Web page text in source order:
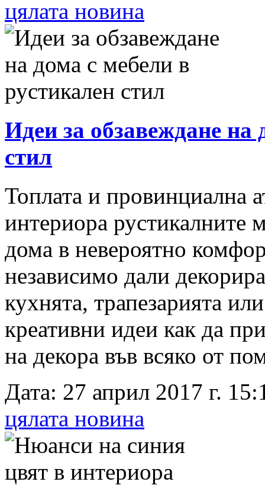
цялата новина
Идеи за обзавеждане на
стил
Топлата и провинциална
интериора рустикалните
дома в невероятно
независимо дали
кухнята, трапезарията
креативни идеи как да
на декора във всяко от
Дата: 27 април 2017 г.
цялата новина